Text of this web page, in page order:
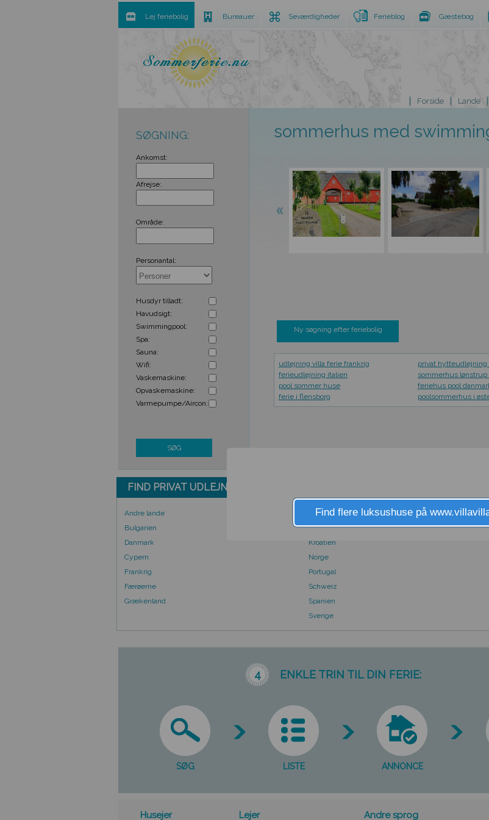
Forside Lande
sommerhus med
Ny søgning efter feriebolig
udlejning villa ferie frankrig
ferieudlejning italien
pool sommer huse
ferie i flensborg
privat hytteudlejning
sommerhus lønstrup
feriehus pool
poolsommerhus i
SØGNING:
Ankomst:
Afrejse:
Område:
Personantal:
Husdyr tilladt:
Havudsigt:
Swimmingpool:
Spa:
Sauna:
Wifi:
Vaskemaskine:
Opvaskemaskine:
Varmepumpe/Aircon:
SØG
FIND PRIVAT UDLEJNING UD FRA LAND
Andre lande
Bulgarien
Danmark
Cypern
Frankrig
Færøerne
Grækenland
Holland
Italien
Kroatien
Norge
Portugal
Schweiz
Spanien
Sverige
4 ENKLE TRIN TIL DIN FERIE:
SØG LISTE ANNONCE
Husejer Lejer Andre sprog
Lej feriebolig Bureauer Seværdigheder Ferieblog Gæstebog
Find flere luksushuse på